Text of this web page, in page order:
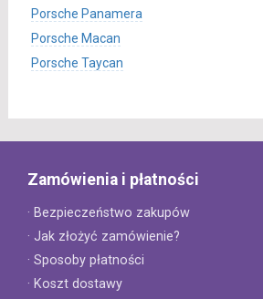
Porsche Panamera
Porsche Macan
Porsche Taycan
Zamówienia i płatności
· Bezpieczeństwo zakupów
· Jak złożyć zamówienie?
· Sposoby płatności
· Koszt dostawy